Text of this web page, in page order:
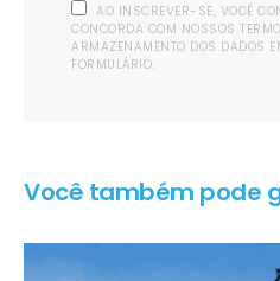
AO INSCREVER-SE, VOCÊ
CONCORDA COM NOSSOS
ARMAZENAMENTO DOS DADOS
FORMULÁRIO.
Você também pode